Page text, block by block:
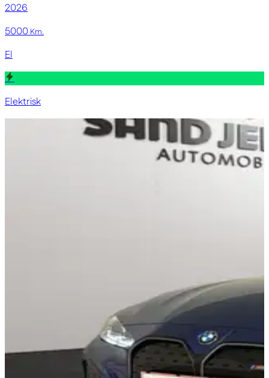
2026
5000Km.
El
Elektrisk